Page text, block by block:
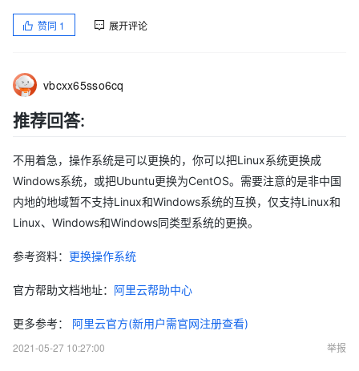
赞同 1 展开评论
vbcxx65sso6cq
推荐回答:
不用着急，操作系统是可以更换的，你可以把Linux系统更换成
Windows系统，或把Ubuntu更换为CentOS。需要注意的是非中国
内地的地域暂不支持Linux和Windows系统的互换，仅支持Linux和
Linux、Windows和Windows同类型系统的更换。
参考资料： 更换操作系统
官方帮助文档地址： 阿里云帮助中心
更多参考： 阿里云官方(新用户需官网注册查看)
2021-05-27 10:27:00
举报